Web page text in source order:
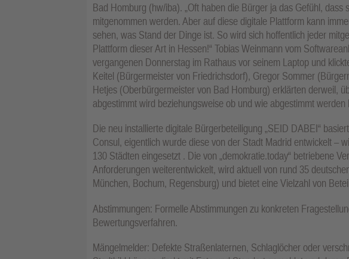
Bad Homburg (hw/iba). „Oft haben die Bürger ja das Gefühl, dass
mitgenommen werden. Aber auf diese digitale Plattform kann
sehen, was Stand der Dinge ist. So wird sich hoffentlich jeder
Plattform dieser Art in Hessen!“ Tobias Weinmann vom
vergangenen Donnerstag im Rathaus vor seinem Laptop und
Keitel (Bürgermeister von Friedrichsdorf), Gregor Sommer
Hetjes (Oberbürgermeister von Bad Homburg) erklärten derweil,
abgestimmt wird beziehungsweise ob und wie abgestimmt werden
Die neu installierte digitale Bürgerbeteiligung „SEID DABEI“
Consul, eigentlich wurde diese von der Stadt Madrid entwickelt –
130 Städten eingesetzt . Die von „demokratie.today“ betriebene
Anforderungen weiterentwickelt, wird aktuell von rund 35
München, Bochum, Regensburg) und bietet eine Vielzahl von
Abstimmungen: Formelle Abstimmungen zu konkreten
Bewertungsverfahren.
Mängelmelder: Defekte Straßenlaternen, Schlaglöcher oder